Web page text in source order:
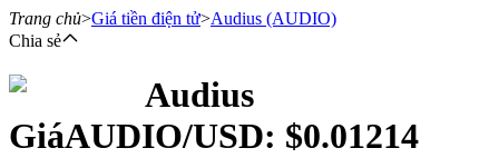
Hợp đồng tương lai
Trang chủ>Giá tiền điện tử>Audius (AUDIO)
Chia sẻ
Audius
GiáAUDIO/USD: $0.01214